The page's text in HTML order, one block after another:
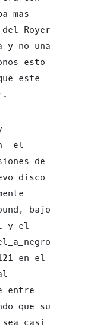
mas
Royer
y no una
esto
este
el
de
disco
bajo
y el
en el
entre
que su
casi